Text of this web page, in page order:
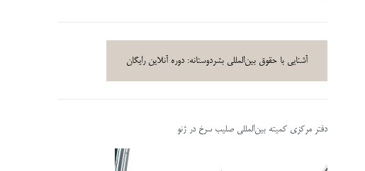
آشنایی با حقوق بین‌المللی بشردوستانه: دوره آنلاین رایگان
دفتر مرکزی کمیته بین‌المللی صلیب سرخ در ژنو